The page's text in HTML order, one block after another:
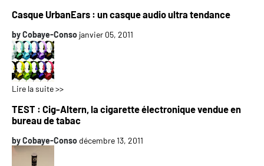
Casque UrbanEars : un casque audio ultra tendance
byCobaye-Conso janvier 05, 2011
Lire la suite >>
TEST : Cig-Altern, la cigarette électronique vendue en
bureau de tabac
byCobaye-Conso décembre 13, 2011